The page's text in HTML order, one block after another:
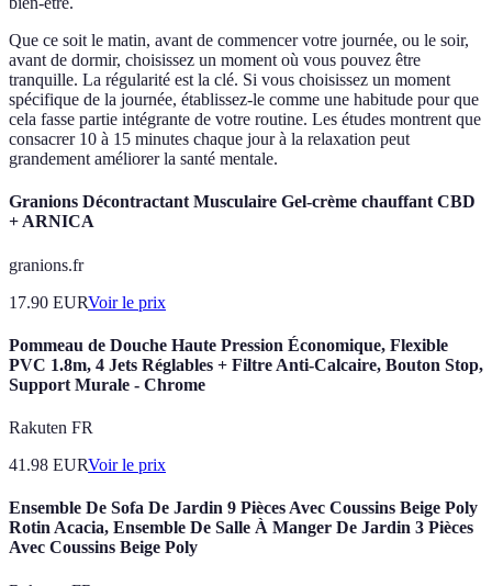
Que ce soit le matin, avant de commencer votre journée, ou le soir,
avant de dormir, choisissez un moment où vous pouvez être
tranquille. La régularité est la clé. Si vous choisissez un moment
spécifique de la journée, établissez-le comme une habitude pour que
cela fasse partie intégrante de votre routine. Les études montrent que
consacrer 10 à 15 minutes chaque jour à la relaxation peut
grandement améliorer la santé mentale.
Granions Décontractant Musculaire Gel-crème chauffant CBD
+ ARNICA
granions.fr
17.90 EURVoir le prix
Pommeau de Douche Haute Pression Économique, Flexible
PVC 1.8m, 4 Jets Réglables + Filtre Anti-Calcaire, Bouton Stop,
Support Murale - Chrome
Rakuten FR
41.98 EURVoir le prix
Ensemble De Sofa De Jardin 9 Pièces Avec Coussins Beige Poly
Rotin Acacia, Ensemble De Salle À Manger De Jardin 3 Pièces
Avec Coussins Beige Poly